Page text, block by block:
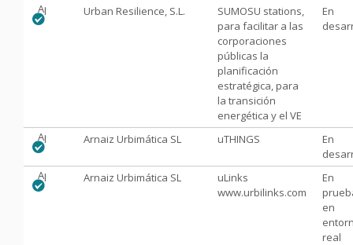
AprobadoUrban Resilience, S.L.
SUMOSU stations,
para facilitar a las
corporaciones
públicas la
planificación
estratégica, para
la transición
energética y el VE
En
AprobadoArnaiz Urbimática SL uTHINGS
En
AprobadoArnaiz Urbimática SL
uLinks
www.urbilinks.com
En
en
real